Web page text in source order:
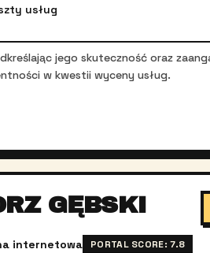
usług
jego skuteczność oraz
w kwestii wyceny usług.
GĘBSKI
internetowa PORTAL SCORE:7.8